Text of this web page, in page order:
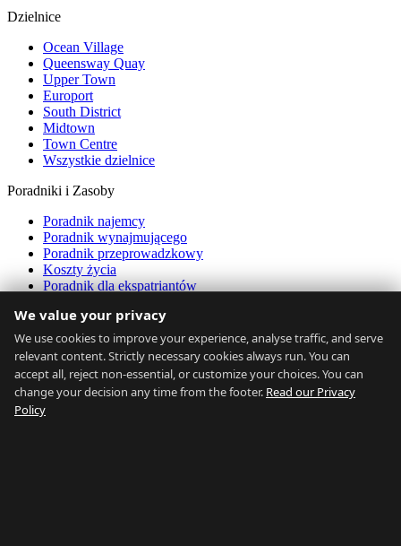
Dzielnice
Ocean Village
Queensway Quay
Upper Town
Europort
South District
Midtown
Town Centre
Wszystkie dzielnice
Poradniki i Zasoby
Poradnik najemcy
Poradnik wynajmującego
Poradnik przeprowadzkowy
Koszty życia
Poradnik dla ekspatriantów
Kalkulator dostępności
Dane Rynkowe
O Nas
O Nas
Kontakt
We value your privacy
We use cookies to improve your experience, analyse traffic, and serve
relevant content. Strictly necessary cookies always run. You can
accept all, reject non-essential, or customize your choices. You can
change your decision any time from the footer. Read our Privacy
Policy